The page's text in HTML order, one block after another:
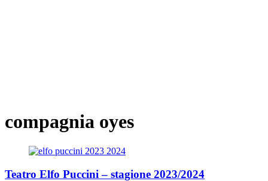
compagnia oyes
Teatro Elfo Puccini – stagione 2023/2024